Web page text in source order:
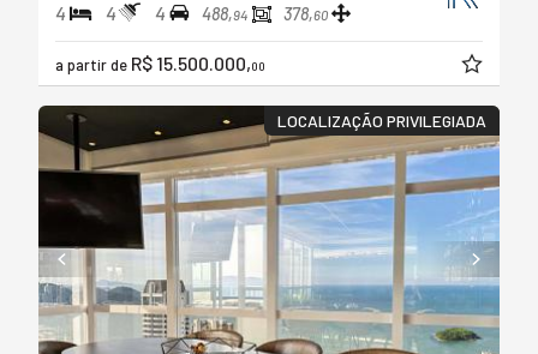
4 4 4 488,94 378,60
a partir de R$ 15.500.000,00
LOCALIZAÇÃO PRIVILEGIADA